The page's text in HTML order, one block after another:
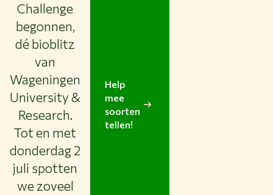
Studeren bij WUR
Samenwerken met WUR
Over WUR
NIEUWS & ACHTERGRONDEN
WERKEN BIJ WUR
Challenge
begonnen,
dé bioblitz
van
Wageningen
University &
Research.
Tot en met
donderdag 2
juli spotten
we zoveel
Help
mee
soorten
tellen!